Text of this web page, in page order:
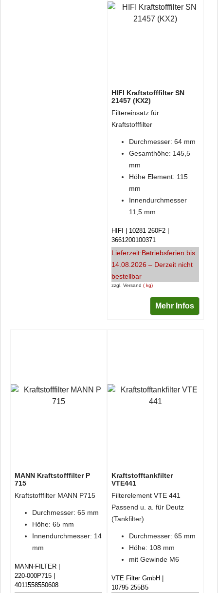
HIFI Kraftstofffilter SN
21457 (KX2)
Filtereinsatz für
Kraftstofffilter
Durchmesser: 64 mm
Gesamthöhe: 145,5
mm
Höhe Element: 115
mm
Innendurchmesser
11,5 mm
zzgl. Versand kg
HIFI
10281 260F2
3661200100371
Lieferzeit:Betriebsferien bis
14.08.2026 – Derzeit nicht
bestellbar
Mehr Infos
MANN Kraftstofffilter P
715
Kraftstofffilter MANN P715
Durchmesser: 65 mm
Höhe: 65 mm
Innendurchmesser: 14
mm
MANN-FILTER
220-000P715
4011558550608
Kraftstofftankfilter
VTE441
Filterelement VTE 441
Passend u. a. für Deutz
(Tankfilter)
Durchmesser: 65 mm
Höhe: 108 mm
mit Gewinde M6
VTE Filter GmbH
10795 255B5